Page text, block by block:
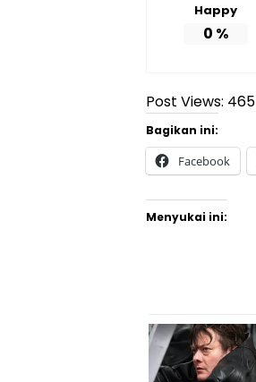
Happy
0 %
Post Views: 465
Bagikan ini:
Facebook
Menyukai ini: